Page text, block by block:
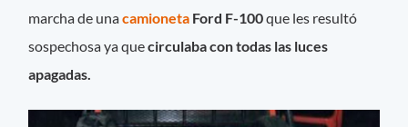
marcha de unacamioneta Ford F-100que les resultó
sospechosa ya quecirculaba con todas las luces
apagadas.